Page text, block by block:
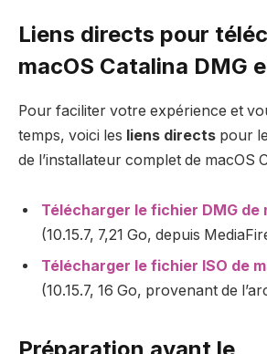
Liens directs pour
macOS Catalina DMG
Pour faciliter votre expérience et
temps, voici les liens directs pour
de l’installateur complet de macOS
Télécharger le fichier DMG de
(10.15.7, 7,21 Go, depuis
Télécharger le fichier ISO de
(10.15.7, 16 Go, provenant de
Préparation avant le